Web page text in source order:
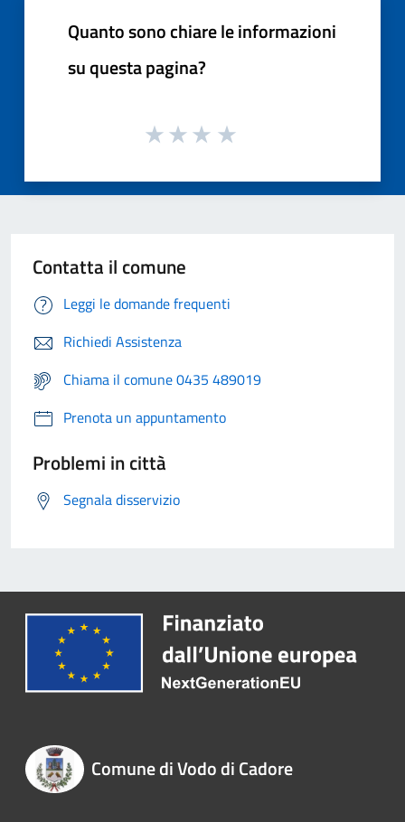
Quanto sono chiare le informazioni
su questa pagina?
Contatta il comune
Leggi le domande frequenti
Richiedi Assistenza
Chiama il comune 0435 489019
Prenota un appuntamento
Problemi in città
Segnala disservizio
Comune di Vodo di Cadore